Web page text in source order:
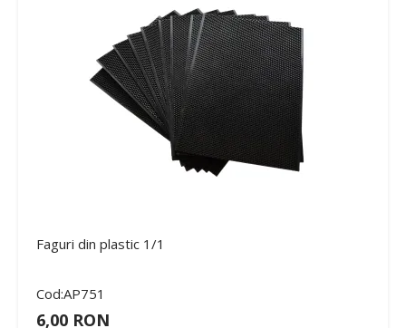
Faguri din plastic 1/1
Cod:AP751
6,00 RON